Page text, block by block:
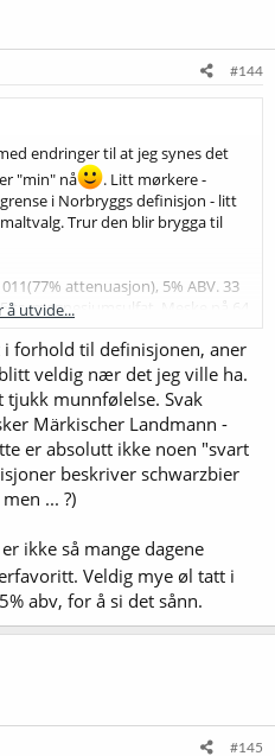
#144
endringer til at jeg synes det
"min" nå
. Litt mørkere -
i Norbryggs definisjon - litt
Trur den blir brygga til
attenuasjon), 5% ABV. 33
ts. magnesiumsulfat. Meske på 64
å utvide...
forhold til definisjonen, aner
veldig nær det jeg ville ha.
tjukk munnfølelse. Svak
Märkischer Landmann -
er absolutt ikke noen "svart
beskriver schwarzbier
... ?)
ikke så mange dagene
Veldig mye øl tatt i
abv, for å si det sånn.
#145